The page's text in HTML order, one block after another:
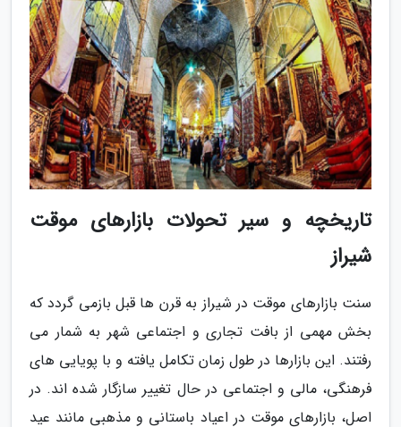
تاریخچه و سیر تحولات بازارهای موقت
شیراز
سنت بازارهای موقت در شیراز به قرن ها قبل بازمی گردد که
بخش مهمی از بافت تجاری و اجتماعی شهر به شمار می
رفتند. این بازارها در طول زمان تکامل یافته و با پویایی های
فرهنگی، مالی و اجتماعی در حال تغییر سازگار شده اند. در
اصل، بازارهای موقت در اعیاد باستانی و مذهبی مانند عید